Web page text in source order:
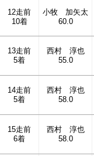
12走前
10着
小牧 加矢太
60.0
13走前
5着
西村 淳也
55.0
14走前
5着
西村 淳也
58.0
15走前
6着
西村 淳也
58.0